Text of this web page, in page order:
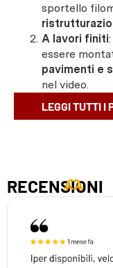
sportello
A lavori finiti
essere
pavimenti e
nel video.
LEGGI TUTTI I
RECENSIONI